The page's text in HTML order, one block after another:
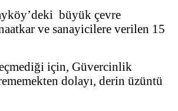
büyük çevre
ve sanayicilere verilen 15
için, Güvercinlik
dolayı, derin üzüntü